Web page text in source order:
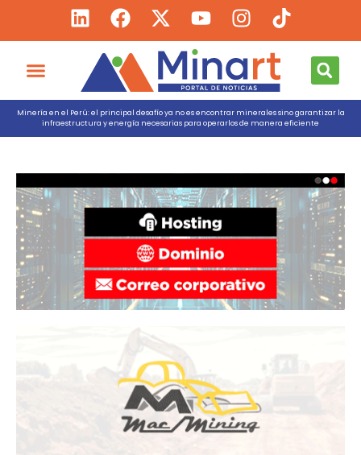
Minería en el Perú: el principal desafío ya no es encontrar minerales sino garantizar la
infraestructura y energía necesarias para operarlos de manera eficiente